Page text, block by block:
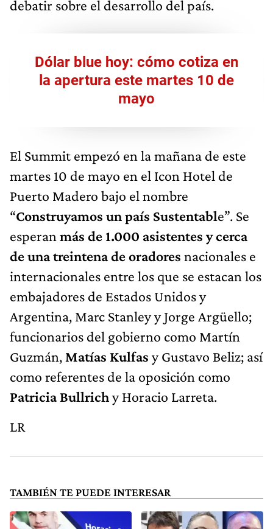
debatir sobre el desarrollo del país.
Dólar blue hoy: cómo cotiza en
la apertura este martes 10 de
mayo
El Summit empezó en la mañana de este
martes 10 de mayo en el Icon Hotel de
Puerto Madero bajo el nombre
“Construyamos un país Sustentable”. Se
esperan más de 1.000 asistentes y cerca
de una treintena de oradores nacionales e
internacionales entre los que se estacan los
embajadores de Estados Unidos y
Argentina, Marc Stanley y Jorge Argüello;
funcionarios del gobierno como Martín
Guzmán, Matías Kulfas y Gustavo Beliz; así
como referentes de la oposición como
Patricia Bullrichy Horacio Larreta.
LR
TAMBIÉN TE PUEDE INTERESAR